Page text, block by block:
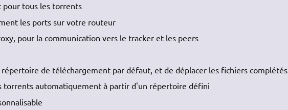
tous les torrents
les ports sur votre routeur
pour la communication vers le tracker et les peers
de téléchargement par défaut, et de déplacer les fichiers complétés
torrents automatiquement à partir d'un répertoire défini